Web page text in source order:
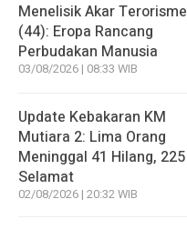
Menelisik Akar Terorisme
(44): Eropa Rancang
Perbudakan Manusia
03/08/2026 | 08:33 WIB
Update Kebakaran KM
Mutiara 2: Lima Orang
Meninggal 41 Hilang, 225
Selamat
02/08/2026 | 20:32 WIB